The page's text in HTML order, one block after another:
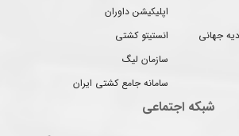
جهانی
اپلیکیشن داوران
انستیتو کشتی
سازمان لیگ
سامانه جامع کشتی ایران
شبکه اجتماعی